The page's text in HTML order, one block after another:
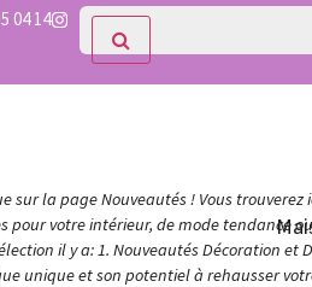
04 14
sur la page Nouveautés ! Vous
pour votre intérieur, de mode tendance
il y a: 1. Nouveautés Décoration et
unique et son potentiel à rehausser